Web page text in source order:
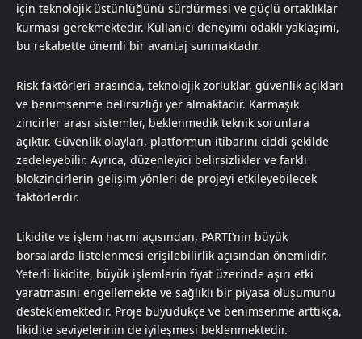
için teknolojik üstünlüğünü sürdürmesi ve güçlü ortaklıklar
kurması gerekmektedir. Kullanıcı deneyimi odaklı yaklaşımı,
bu rekabette önemli bir avantaj sunmaktadır.
Risk faktörleri arasında, teknolojik zorluklar, güvenlik açıkları
ve benimsenme belirsizliği yer almaktadır. Karmaşık
zincirler arası sistemler, beklenmedik teknik sorunlara
açıktır. Güvenlik olayları, platformun itibarını ciddi şekilde
zedeleyebilir. Ayrıca, düzenleyici belirsizlikler ve farklı
blokzincirlerin gelişim yönleri de projeyi etkileyebilecek
faktörlerdir.
Likidite ve işlem hacmi açısından, PARTI’nin büyük
borsalarda listelenmesi erişilebilirlik açısından önemlidir.
Yeterli likidite, büyük işlemlerin fiyat üzerinde aşırı etki
yaratmasını engellemekte ve sağlıklı bir piyasa oluşumunu
desteklemektedir. Proje büyüdükçe ve benimsenme arttıkça,
likidite seviyelerinin de iyileşmesi beklenmektedir.